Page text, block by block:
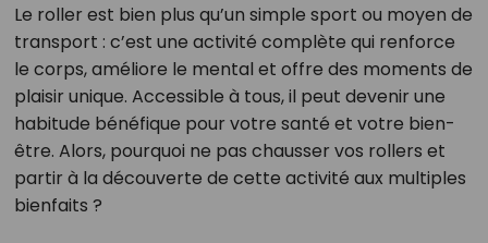
Le roller est bien plus qu’un simple sport ou moyen de
transport : c’est une activité complète qui renforce
le corps, améliore le mental et offre des moments de
plaisir unique. Accessible à tous, il peut devenir une
habitude bénéfique pour votre santé et votre bien-
être. Alors, pourquoi ne pas chausser vos rollers et
partir à la découverte de cette activité aux multiples
bienfaits ?